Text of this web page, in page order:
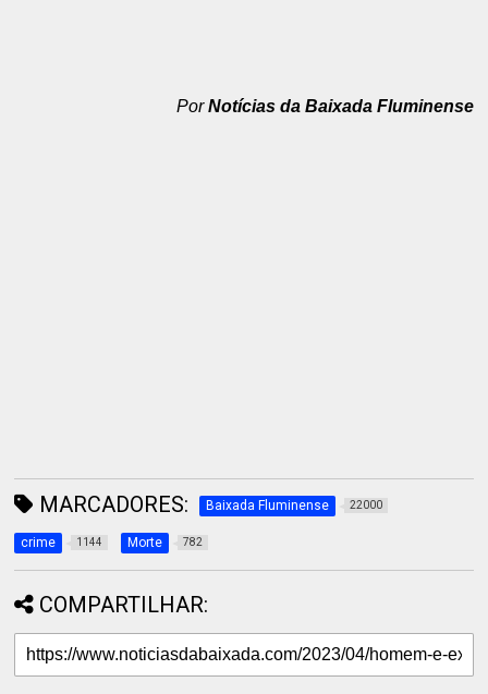
PorNotícias da Baixada Fluminense
MARCADORES: Baixada Fluminense 22000
crime 1144 Morte 782
COMPARTILHAR: